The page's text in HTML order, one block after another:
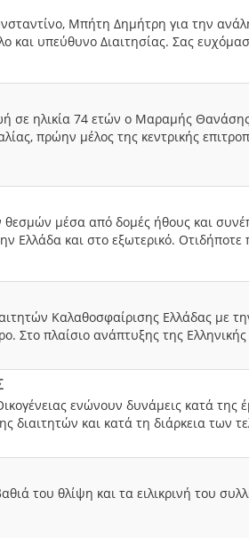
Μπήτη Δημήτρη για την
και υπεύθυνο Διαιτησίας. Σας
σε ηλικία 74 ετών ο Μαραμής
πρώην μέλος της κεντρικής
μέσα από δομές ήθους και
και στο εξωτερικό. Οτιδήποτε
Καλαθοσφαίρισης Ελλάδας με
Στο πλαίσιο ανάπτυξης της
ενώνουν δυνάμεις κατά της
διαιτητών και κατά τη διάρκεια των
του θλίψη και τα ειλικρινή του